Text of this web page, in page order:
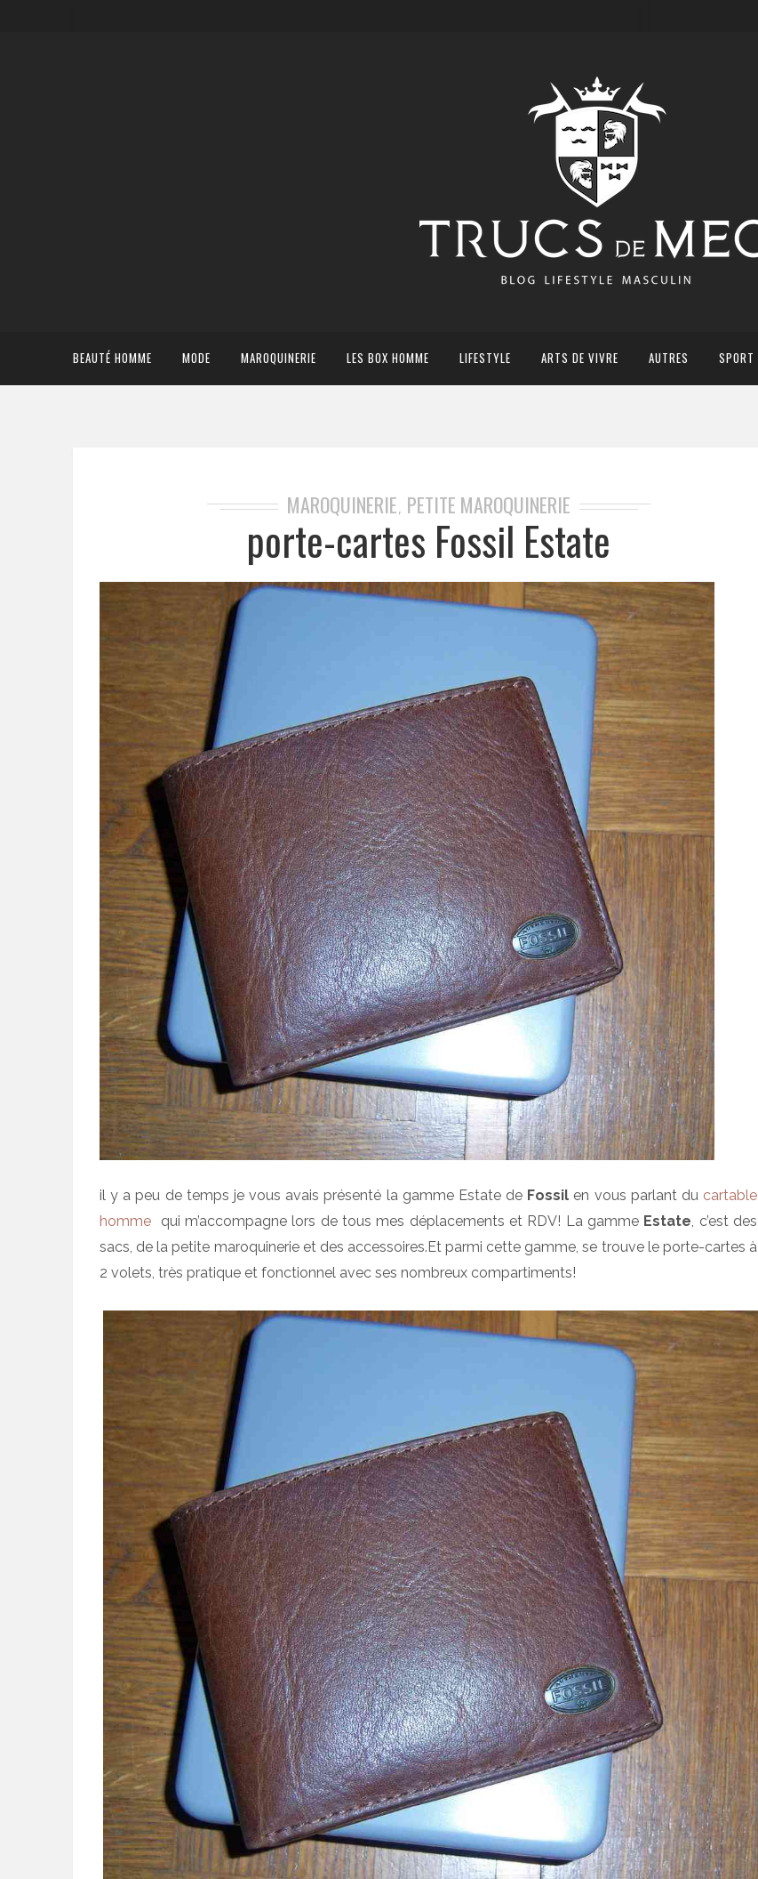
BEAUTÉ HOMME MODE MAROQUINERIE LES BOX HOMME LIFESTYLE ARTS DE VIVRE AUTRES SPORT
MAROQUINERIE, PETITE MAROQUINERIE
porte-cartes Fossil Estate
il y a peu de temps je vous avais présenté la gamme Estate de Fossil en vous parlant du cartable
homme
qui m’accompagne lors de tous mes déplacements et RDV! La gamme Estate , c’est des
sacs, de la petite maroquinerie et des accessoires.Et parmi cette gamme, se trouve le porte-cartes à
2 volets, très pratique et fonctionnel avec ses nombreux compartiments!